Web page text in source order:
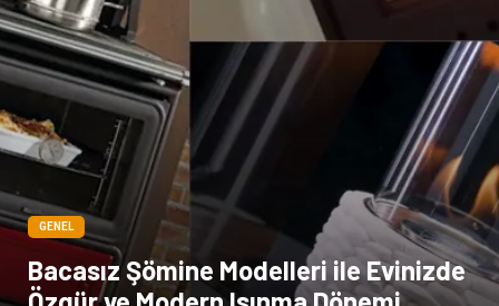
GENEL
Bacasız Şömine Modelleri ile Evinizde